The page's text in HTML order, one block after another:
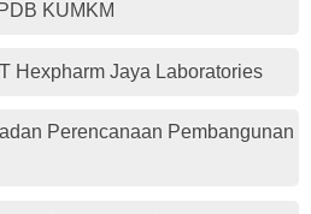
KUMKM
Hexpharm Jaya Laboratories
Perencanaan Pembangunan